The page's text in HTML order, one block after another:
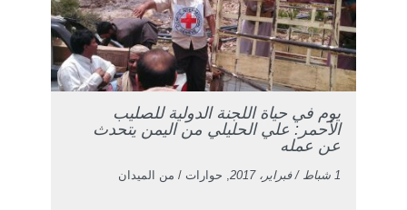
يوم في حياة اللجنة الدولية للصليب
الأحمر: علي الحليلي من اليمن يتحدث
عن عمله
1 شباط / فبراير، 2017 , حوارات / من الميدان